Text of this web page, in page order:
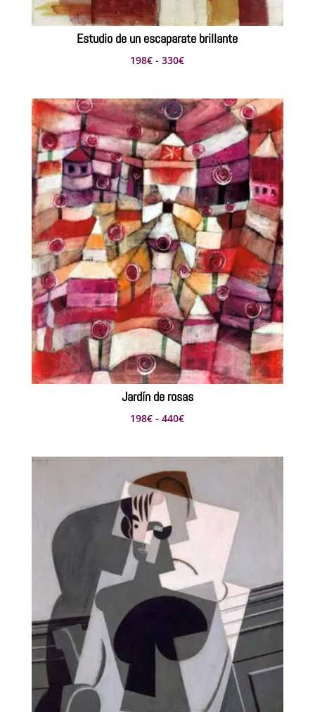
Estudio de un escaparate brillante
198€ - 330€Rango
precios:
desde
198€
hasta
330€
Jardín de rosas
198€ - 440€Rango
precios:
desde
198€
hasta
440€